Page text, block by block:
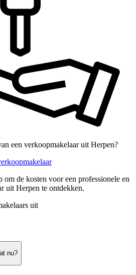
een verkoopmakelaar uit Herpen?
de kosten voor een professionele en
uit Herpen te ontdekken.
uit
nu?